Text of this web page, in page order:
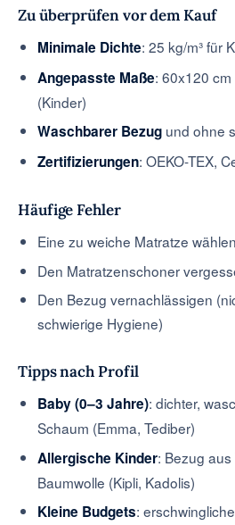
Zu überprüfen vor dem Kauf
Minimale Dichte: 25 kg/m³ für
Angepasste Maße: 60x120
(Kinder)
Waschbarer Bezug und ohne
Zertifizierungen: OEKO-TEX,
Häufige Fehler
Eine zu weiche Matratze wählen
Den Matratzenschoner
Den Bezug vernachlässigen
schwierige Hygiene)
Tipps nach Profil
Baby (0–3 Jahre): dichter,
Schaum (Emma, Tediber)
Allergische Kinder: Bezug
Baumwolle (Kipli, Kadolis)
Kleine Budgets: